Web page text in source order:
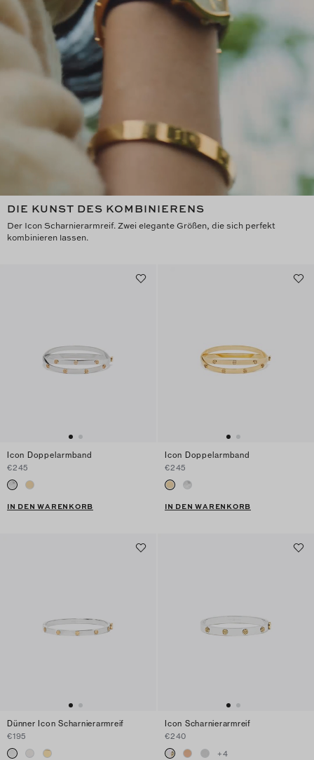
DIE KUNST DES KOMBINIERENS
Der Icon Scharnierarmreif. Zwei elegante Größen, die sich perfekt
kombinieren lassen.
Icon Doppelarmband
€245
IN DEN WARENKORB
Icon Doppelarmband
€245
IN DEN WARENKORB
Dünner Icon Scharnierarmreif
€195
Icon Scharnierarmreif
€240
+4